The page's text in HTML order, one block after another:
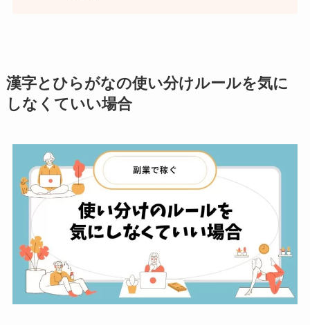
漢字とひらがなの使い分けルールを気に
しなくていい場合